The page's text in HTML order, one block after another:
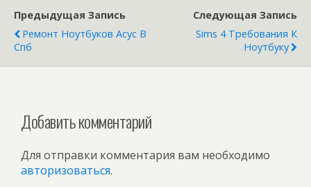
Предыдущая Запись
Ремонт Ноутбуков Асус В
Спб
Следующая Запись
Sims 4 Требования К
Ноутбуку
Добавить комментарий
Для отправки комментария вам необходимо
авторизоваться.